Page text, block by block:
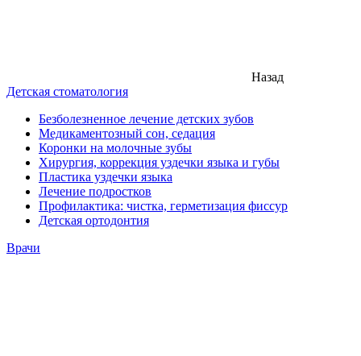
Назад
Детская стоматология
Безболезненное лечение детских зубов
Медикаментозный сон, седация
Коронки на молочные зубы
Хирургия, коррекция уздечки языка и губы
Пластика уздечки языка
Лечение подростков
Профилактика: чистка, герметизация фиссур
Детская ортодонтия
Врачи